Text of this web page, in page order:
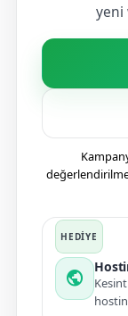
yeni
public